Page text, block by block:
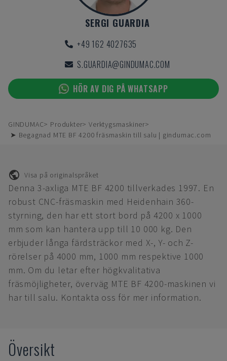
SERGI GUARDIA
+49 162 4027635
S.GUARDIA@GINDUMAC.COM
HÖR AV DIG PÅ WHATSAPP
GINDUMAC Produkter
Verktygsmaskiner
➤ Begagnad MTE BF 4200 fräsmaskin till salu | gindumac.com
Visa på originalspråket
Denna 3-axliga MTE BF 4200 tillverkades 1997. En
robust CNC-fräsmaskin med Heidenhain 360-
styrning, den har ett stort bord på 4200 x 1000
mm som kan hantera upp till 10 000 kg. Den
erbjuder långa färdsträckor med X-, Y- och Z-
rörelser på 4000 mm, 1000 mm respektive 1000
mm. Om du letar efter högkvalitativa
fräsmöjligheter, överväg MTE BF 4200-maskinen vi
har till salu. Kontakta oss för mer information.
Översikt